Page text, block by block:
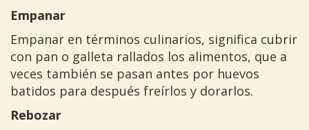
Empanar
Empanar en términos culinarios, significa cubrir
con pan o galleta rallados los alimentos, que a
veces también se pasan antes por huevos
batidos para después freírlos y dorarlos.
Rebozar